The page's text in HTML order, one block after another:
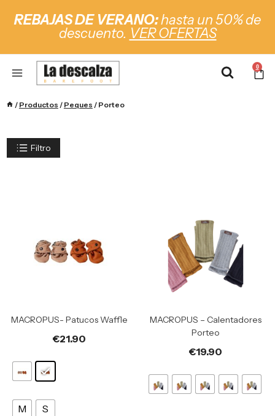
REBAJAS DE VERANO:hasta un 50% de
descuento. VER OFERTAS
0
/ Productos / Peques / Porteo
Filtro
MACROPUS- Patucos Waffle
€21.90
M S
MACROPUS – Calentadores
Porteo
€19.90